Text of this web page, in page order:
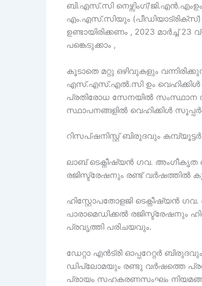
ബി.എസ്.സി നെഴ്സിംഗ്/
എം.എസ്.സിയും
ഉണ്ടായിരിക്കണം , 2023 മാർച്ച്
പങ്കെടുക്കാം ,
കൂടാതെ മറ്റു ഒഴിവുകളും
എസ്.എസ്.എൽ.സി ഉം വെഹിക്കിൾ
പ്രതിരോധ സേനയിൽ സംസ്ഥാന
സ്ഥാപനങ്ങളിൽ വെഹിക്കിൾ
റിസപ്ഷനിസ്റ്റ് ബിരുദവും
ലാബ് ടെക്നീഷ്യൻ ഗവ. അംഗീകൃത
രജിസ്ട്രേഷനും രണ്ട് വർഷത്തിൽ
ഹിസ്റ്റോപതോളജി ടെക്നീഷ്യൻ
പാരാമെഡിക്കൽ രജിസ്ട്രേഷനും
പ്രവൃത്തി പരിചയവും.
ഡേറ്റാ എൻട്രി ഓപ്പറേറ്റർ
ഡിപ്ലോമയും രണ്ടു വർഷത്തെ
പ്രായം സഹകരണസംഘം